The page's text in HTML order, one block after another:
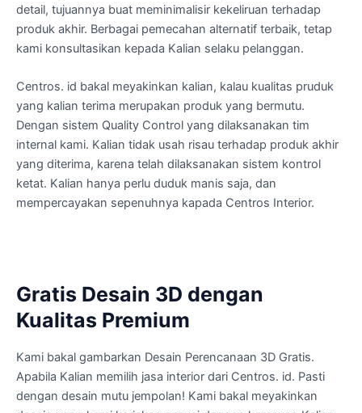
detail, tujuannya buat meminimalisir kekeliruan terhadap
produk akhir. Berbagai pemecahan alternatif terbaik, tetap
kami konsultasikan kepada Kalian selaku pelanggan.
Centros. id bakal meyakinkan kalian, kalau kualitas pruduk
yang kalian terima merupakan produk yang bermutu.
Dengan sistem Quality Control yang dilaksanakan tim
internal kami. Kalian tidak usah risau terhadap produk akhir
yang diterima, karena telah dilaksanakan sistem kontrol
ketat. Kalian hanya perlu duduk manis saja, dan
mempercayakan sepenuhnya kapada Centros Interior.
Gratis Desain 3D dengan
Kualitas Premium
Kami bakal gambarkan Desain Perencanaan 3D Gratis.
Apabila Kalian memilih jasa interior dari Centros. id. Pasti
dengan desain mutu jempolan! Kami bakal meyakinkan